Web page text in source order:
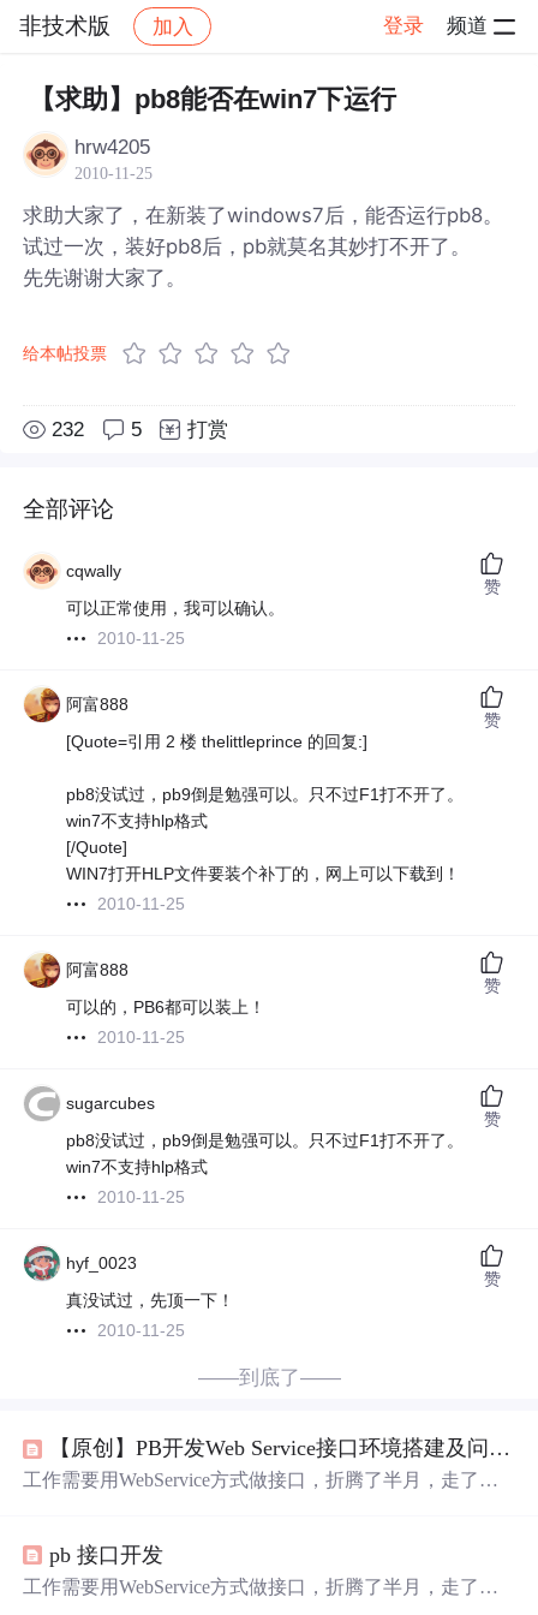
非技术版 加入 登录 频道
社区 非技术版 帖子详情
【求助】pb8能否在win7下运行
hrw4205
2010-11-25
求助大家了，在新装了windows7后，能否运行pb8。
试过一次，装好pb8后，pb就莫名其妙打不开了。
先先谢谢大家了。
给本帖投票
232 5 打赏
全部评论
cqwally
可以正常使用，我可以确认。
2010-11-25
赞
阿富888
[Quote=引用 2 楼 thelittleprince 的回复:]
pb8没试过，pb9倒是勉强可以。只不过F1打不开了。
win7不支持hlp格式
[/Quote]
WIN7打开HLP文件要装个补丁的，网上可以下载到！
2010-11-25
赞
阿富888
可以的，PB6都可以装上！
2010-11-25
赞
sugarcubes
pb8没试过，pb9倒是勉强可以。只不过F1打不开了。
win7不支持hlp格式
2010-11-25
赞
hyf_0023
真没试过，先顶一下！
2010-11-25
赞
——到底了——
【原创】PB开发Web Service接口环境搭建及问题解决
工作需要用WebService方式做接口，折腾了半月，走了无
nocry115/泥草鞋前言： 无论哪种接口，无非2类：①
开发入口，接收对方输出接口数据；②开发出口，以对方
pb 接口开发
工作需要用WebService方式做接口，折腾了半月，走了无